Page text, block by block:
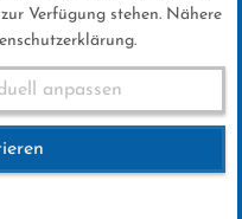
Verfügung stehen. Nähere
anpassen